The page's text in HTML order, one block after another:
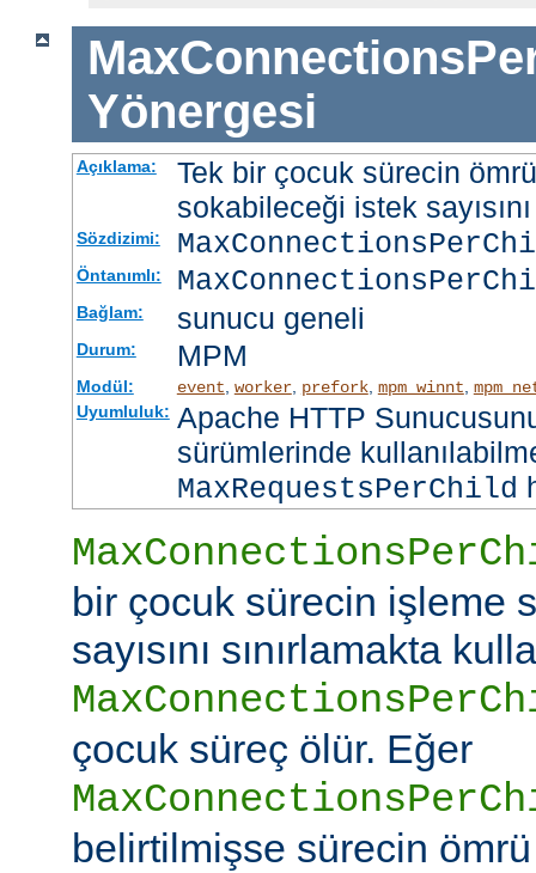
Yönergesi
Açıklama:
Tek bir çocuk sürecin
sokabileceği istek
Sözdizimi:
Öntanımlı:
Bağlam: sunucu geneli
Durum: MPM
Modül: event worker, prefork, mpm_winnt
Uyumluluk: Apache HTTP
sürümlerinde
MaxRequestsPerChild
bir çocuk sürecin işleme
sayısını sınırlamakta
çocuk süreç ölür. Eğer
belirtilmişse sürecin